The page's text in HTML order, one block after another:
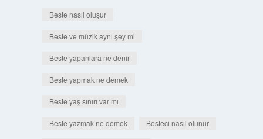
Beste nasıl oluşur
Beste ve müzik aynı şey mi
Beste yapanlara ne denir
Beste yapmak ne demek
Beste yaş sınırı var mı
Beste yazmak ne demek Besteci nasıl olunur